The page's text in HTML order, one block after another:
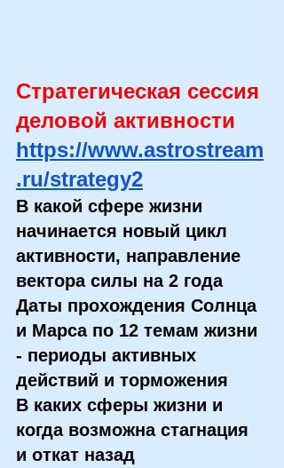
Стратегическая сессия
деловой активности
https://www.astrostream
.ru/strategy2
В какой сфере жизни
начинается новый цикл
активности, направление
вектора силы на 2 года
Даты прохождения Солнца
и Марса по 12 темам жизни
- периоды активных
действий и торможения
В каких сферы жизни и
когда возможна стагнация
и откат назад